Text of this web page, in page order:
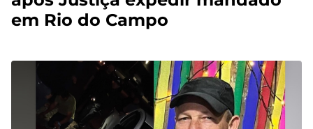
em Rio do Campo